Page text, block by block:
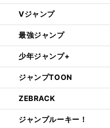
Vジャンプ
最強ジャンプ
少年ジャンプ+
ジャンプTOON
ZEBRACK
ジャンプルーキー！